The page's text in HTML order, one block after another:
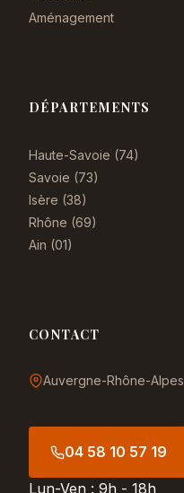
Aménagement
DÉPARTEMENTS
Haute-Savoie (74)
Savoie (73)
Isère (38)
Rhône (69)
Ain (01)
CONTACT
Auvergne-Rhône-Alpes
04 58 10 57 19
Lun-Ven : 9h - 18h